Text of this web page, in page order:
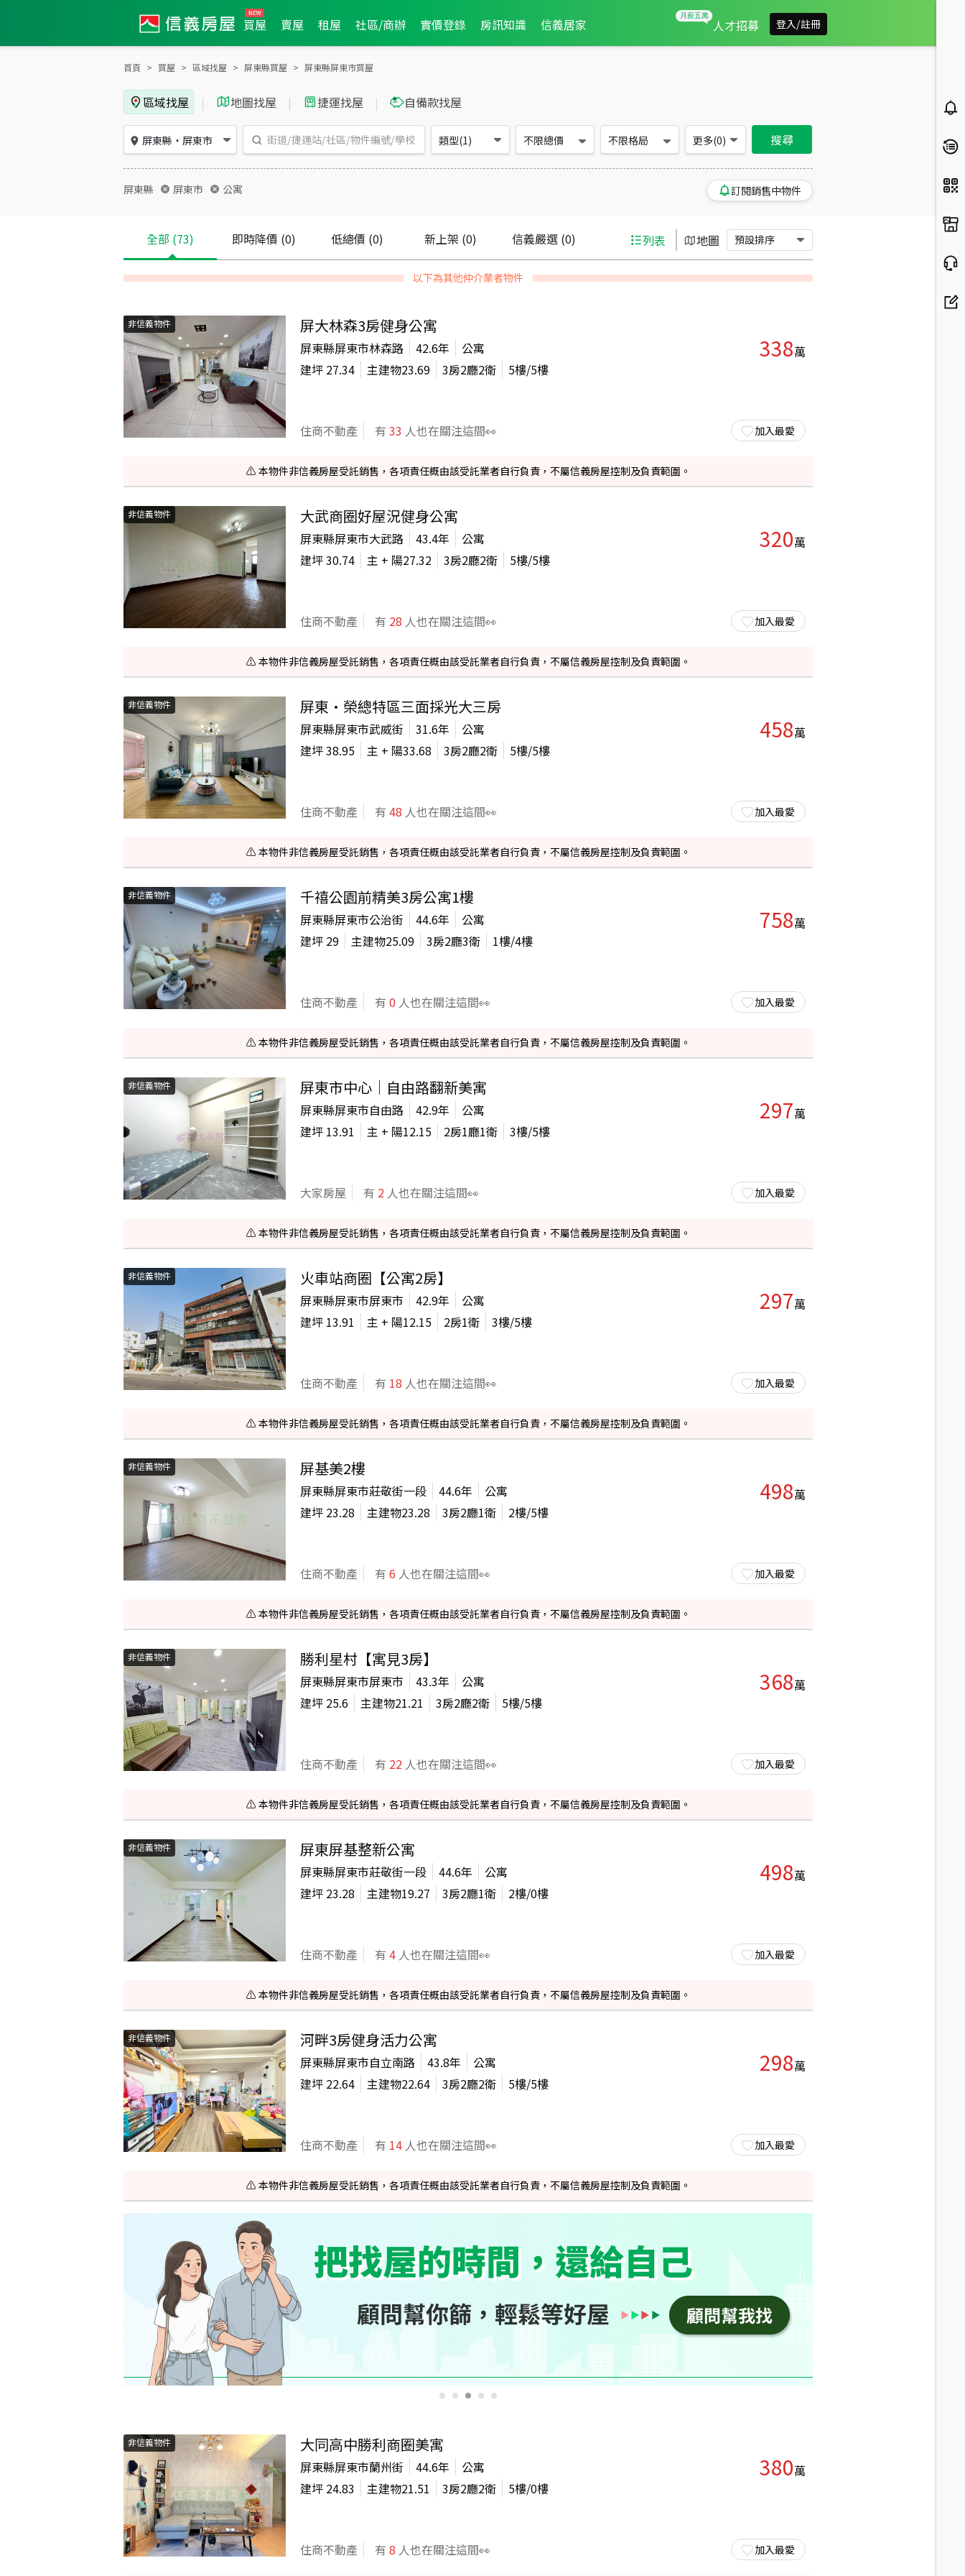
買屋 賣屋 租屋 社區/商辦 實價登錄 房訊知識 信義居家 人才招募 登入/註冊
首頁 買屋 區域找屋 屏東縣買屋 屏東縣屏東市買屋
區域找屋 | 地圖找屋 | 捷運找屋 | 自備款找屋
屏東縣 ・ 屏東市 類型(1) 不限總價 不限格局 更多(0) 搜尋
屏東縣 屏東市 公寓 訂閱銷售中物件
全部 (73) 即時降價 (0) 低總價 (0) 新上架 (0) 信義嚴選(0) 列表 地圖 預設排序
以下為其他仲介業者物件
非信義物件 屏大林森3房健身公寓
屏東縣屏東市林森路 42.6年
公寓
建坪 27.34 主建物23.69 3房2廳2衛 5樓/5樓
住商不動產 有 33 人也在關注這間👀
338萬
加入最愛
⚠️ 本物件非信義房屋受託銷售，各項責任概由該受託業者自行負責，不屬信義房屋控制及負責範圍。
非信義物件 大武商圈好屋況健身公寓
屏東縣屏東市大武路 43.4年
公寓
建坪30.74 主 + 陽27.32 3房2廳2衛 5樓/5樓
住商不動產 有 28 人也在關注這間👀
320萬
加入最愛
⚠️ 本物件非信義房屋受託銷售，各項責任概由該受託業者自行負責，不屬信義房屋控制及負責範圍。
非信義物件 屏東·榮總特區三面採光大三房
屏東縣屏東市武威街 31.6年
公寓
建坪38.95 主 + 陽33.68 3房2廳2衛 5樓/5樓
住商不動產 有 48 人也在關注這間👀
458萬
加入最愛
⚠️ 本物件非信義房屋受託銷售，各項責任概由該受託業者自行負責，不屬信義房屋控制及負責範圍。
非信義物件 千禧公園前精美3房公寓1樓
屏東縣屏東市公治街 44.6年
公寓
建坪 29 主建物25.09 3房2廳3衛 1樓/4樓
住商不動產 有 0 人也在關注這間👀
758萬
加入最愛
⚠️ 本物件非信義房屋受託銷售，各項責任概由該受託業者自行負責，不屬信義房屋控制及負責範圍。
非信義物件 屏東市中心｜自由路翻新美寓
屏東縣屏東市自由路 42.9年
公寓
建坪 13.91 主 + 陽12.15 2房1廳1衛 3樓/5樓
大家房屋 有 2 人也在關注這間👀
297萬
加入最愛
⚠️ 本物件非信義房屋受託銷售，各項責任概由該受託業者自行負責，不屬信義房屋控制及負責範圍。
非信義物件 火車站商圈【公寓2房】
屏東縣屏東市屏東市 42.9年
公寓
建坪 13.91 主 + 陽12.15 2房1衛 3樓/5樓
住商不動產 有 18 人也在關注這間👀
297萬
加入最愛
⚠️ 本物件非信義房屋受託銷售，各項責任概由該受託業者自行負責，不屬信義房屋控制及負責範圍。
非信義物件 屏基美2樓
屏東縣屏東市莊敬街一段 44.6年
公寓
建坪 23.28 主建物23.28 3房2廳1衛 2樓/5樓
住商不動產 有 6 人也在關注這間👀
498萬
加入最愛
⚠️ 本物件非信義房屋受託銷售，各項責任概由該受託業者自行負責，不屬信義房屋控制及負責範圍。
非信義物件 勝利星村【寓見3房】
屏東縣屏東市屏東市 43.3年
公寓
建坪 25.6 主建物21.21 3房2廳2衛 5樓/5樓
住商不動產 有 22 人也在關注這間👀
368萬
加入最愛
⚠️ 本物件非信義房屋受託銷售，各項責任概由該受託業者自行負責，不屬信義房屋控制及負責範圍。
非信義物件 屏東屏基整新公寓
屏東縣屏東市莊敬街一段 44.6年
公寓
建坪 23.28 主建物19.27 3房2廳1衛 2樓/0樓
住商不動產 有 4 人也在關注這間👀
498萬
加入最愛
⚠️ 本物件非信義房屋受託銷售，各項責任概由該受託業者自行負責，不屬信義房屋控制及負責範圍。
非信義物件 河畔3房健身活力公寓
屏東縣屏東市自立南路 43.8年
公寓
建坪 22.64 主建物22.64 3房2廳2衛 5樓/5樓
住商不動產 有 14 人也在關注這間👀
298萬
加入最愛
⚠️ 本物件非信義房屋受託銷售，各項責任概由該受託業者自行負責，不屬信義房屋控制及負責範圍。
非信義物件 大同高中勝利商圈美寓
屏東縣屏東市蘭州街 44.6年
公寓
建坪 24.83 主建物21.51 3房2廳2衛 5樓/0樓
住商不動產 有 8 人也在關注這間👀
380萬
加入最愛